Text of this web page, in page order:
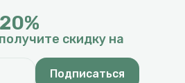
скидку на
Подписаться